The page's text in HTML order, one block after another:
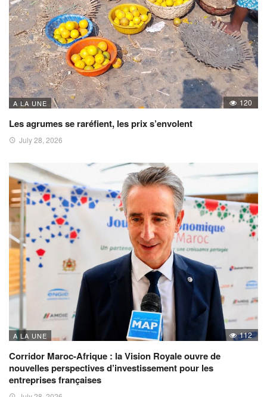
A LA UNE 120
Les agrumes se raréfient, les prix s’envolent
July 28, 2026
A LA UNE 112
Corridor Maroc-Afrique : la Vision Royale ouvre de
nouvelles perspectives d’investissement pour les
entreprises françaises